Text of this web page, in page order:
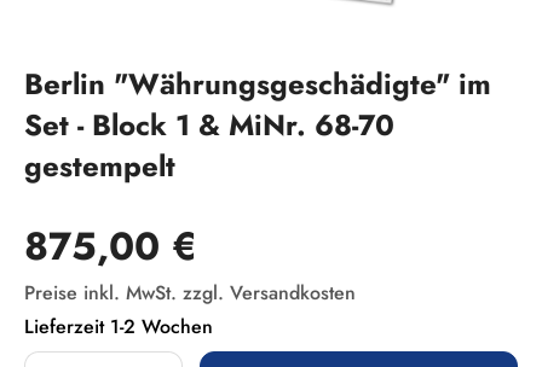
Berlin "Währungsgeschädigte" im
Set - Block 1 & MiNr. 68-70
gestempelt
Regulärer Preis:
875,00 €
Preise inkl. MwSt. zzgl. Versandkosten
Lieferzeit 1-2 Wochen